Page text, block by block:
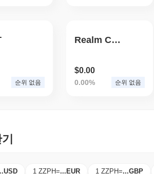
순위 없음
Realm Coin
$0.00
0.00% 순위 없음
USD 1 ZZPH=...EUR 1 ZZPH=...GBP